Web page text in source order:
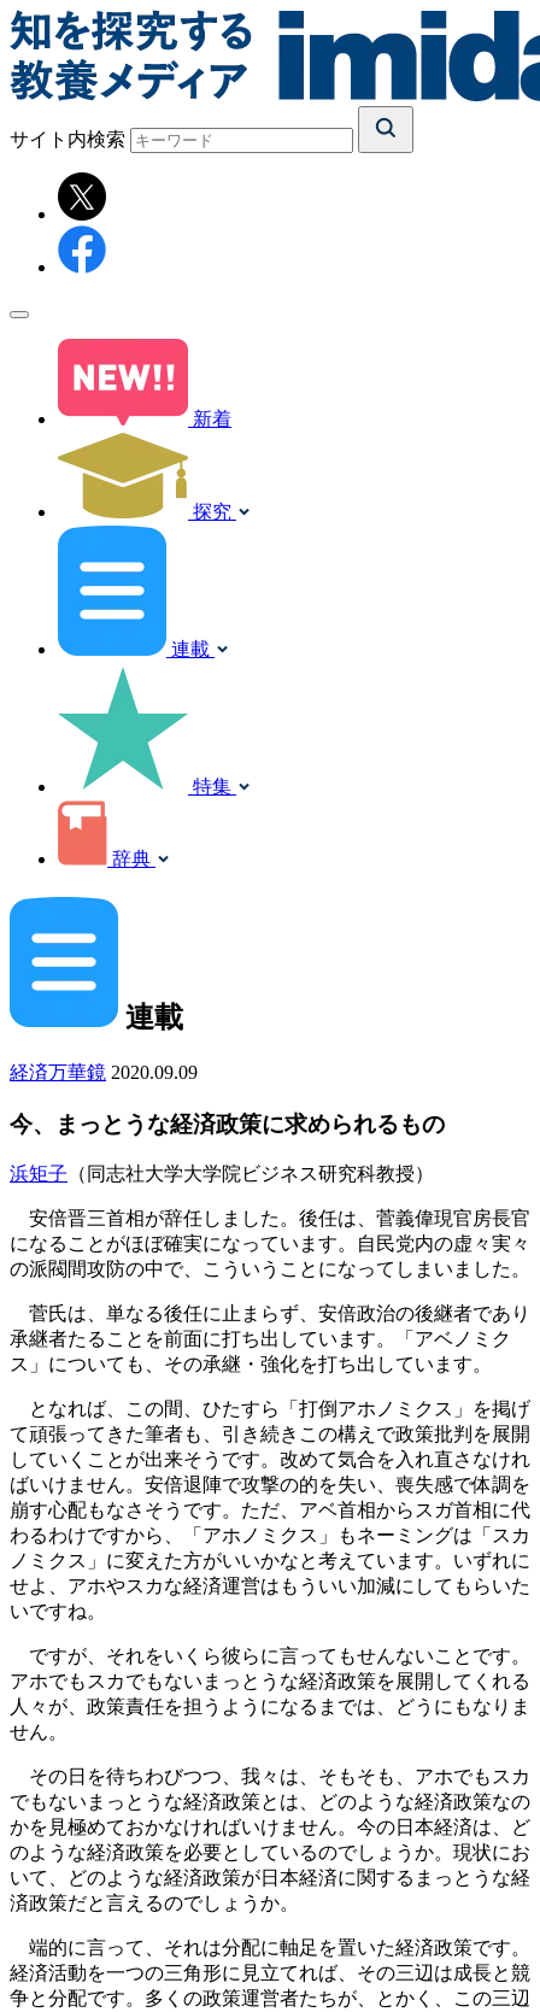
サイト内検索
新着
探究
連載
特集
辞典
連載
経済万華鏡 2020.09.09
今、まっとうな経済政策に求められるもの
浜矩子 （同志社大学大学院ビジネス研究科教授）
安倍晋三首相が辞任しました。後任は、菅義偉現官房長官
になることがほぼ確実になっています。自民党内の虚々実々
の派閥間攻防の中で、こういうことになってしまいました。
菅氏は、単なる後任に止まらず、安倍政治の後継者であり
承継者たることを前面に打ち出しています。「アベノミク
ス」についても、その承継・強化を打ち出しています。
となれば、この間、ひたすら「打倒アホノミクス」を掲げ
て頑張ってきた筆者も、引き続きこの構えで政策批判を展開
していくことが出来そうです。改めて気合を入れ直さなけれ
ばいけません。安倍退陣で攻撃の的を失い、喪失感で体調を
崩す心配もなさそうです。ただ、アベ首相からスガ首相に代
わるわけですから、「アホノミクス」もネーミングは「スカ
ノミクス」に変えた方がいいかなと考えています。いずれに
せよ、アホやスカな経済運営はもういい加減にしてもらいた
いですね。
ですが、それをいくら彼らに言ってもせんないことです。
アホでもスカでもないまっとうな経済政策を展開してくれる
人々が、政策責任を担うようになるまでは、どうにもなりま
せん。
その日を待ちわびつつ、我々は、そもそも、アホでもスカ
でもないまっとうな経済政策とは、どのような経済政策なの
かを見極めておかなければいけません。今の日本経済は、ど
のような経済政策を必要としているのでしょうか。現状にお
いて、どのような経済政策が日本経済に関するまっとうな経
済政策だと言えるのでしょうか。
端的に言って、それは分配に軸足を置いた経済政策です。
経済活動を一つの三角形に見立てれば、その三辺は成長と競
争と分配です。多くの政策運営者たちが、とかく、この三辺